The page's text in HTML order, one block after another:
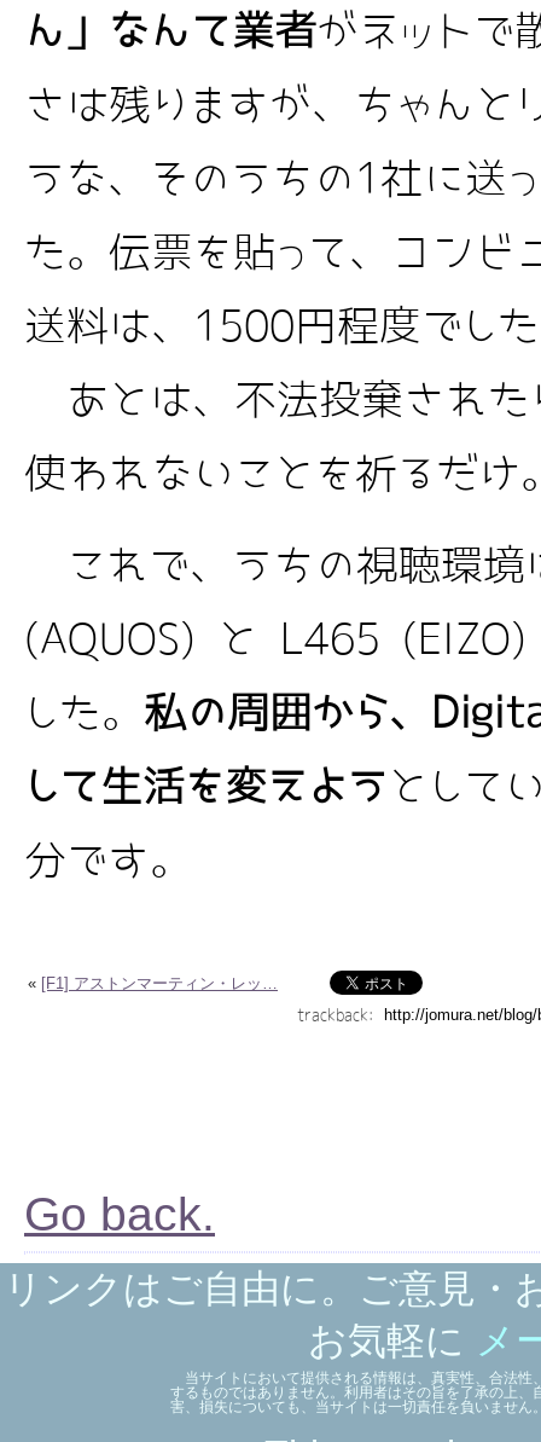
ん」なんて業者がネットで
さは残りますが、ちゃんと
うな、そのうちの1社に送
た。伝票を貼って、コンビ
送料は、1500円程度でし
あとは、不法投棄された
使われないことを祈るだけ
これで、うちの視聴環境
(AQUOS) と L465 (EIZO)
した。 私の周囲から、
して生活を変えよう として
分です。
« [F1] アストンマーティン・レッ…
trackback:
Go back.
リンクはご自由に。ご意見・
お気軽に メ
当サイトにおいて提供される情報は、真実性、合法性
するものではありません。利用者はその旨を了承の上
害、損失についても、当サイトは一切責任を負いません